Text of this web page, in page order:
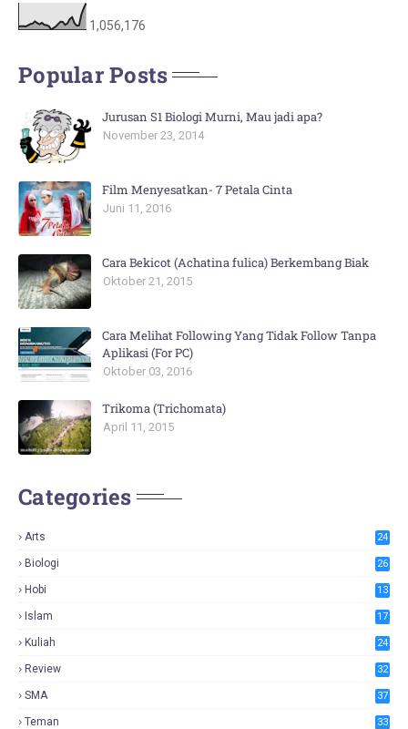
1,056,176
Popular Posts
Jurusan S1 Biologi Murni, Mau jadi apa?
November 23, 2014
Film Menyesatkan- 7 Petala Cinta
Juni 11, 2016
Cara Bekicot (Achatina fulica) Berkembang Biak
Oktober 21, 2015
Cara Melihat Following Yang Tidak Follow Tanpa
Aplikasi (For PC)
Oktober 03, 2016
Trikoma (Trichomata)
April 11, 2015
Categories
Arts 24
Biologi 26
Hobi 13
Islam 17
Kuliah 24
Review 32
SMA 37
Teman 33